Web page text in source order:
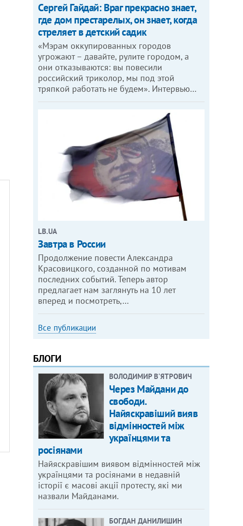
Сергей Гайдай: Враг прекрасно знает,
где дом престарелых, он знает, когда
стреляет в детский садик
«Мэрам оккупированных городов
угрожают – давайте, рулите городом, а
они отказываются: вы повесили
российский триколор, мы под этой
тряпкой работать не будем». Интервью…
LB.UA
Завтра в России
Продолжение повести Александра
Красовицкого, созданной по мотивам
последних событий. Теперь автор
предлагает нам заглянуть на 10 лет
вперед и посмотреть,…
Все публикации
БЛОГИ
ВОЛОДИМИР В'ЯТРОВИЧ
Через Майдани до
свободи.
Найяскравіший вияв
відмінностей між
українцями та
росіянами
Найяскравішим виявом відмінностей між
українцями та росіянами в недавній
історії є масові акції протесту, які ми
назвали Майданами.
БОГДАН ДАНИЛИШИН